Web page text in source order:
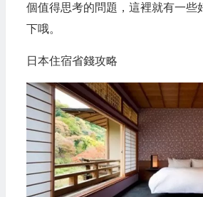
個值得思考的問題，這裡就有一些
下哦。
日本住宿省錢攻略